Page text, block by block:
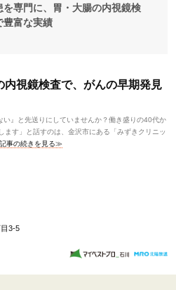
を専門に、胃・大腸の内視鏡検
豊富な実績
視鏡検査で、がんの早期発見
』と先送りにしていませんか？働き盛りの40代か
ます」と話すのは、金沢市にある「みずきクリニッ
事の続きを見る≫
3-5